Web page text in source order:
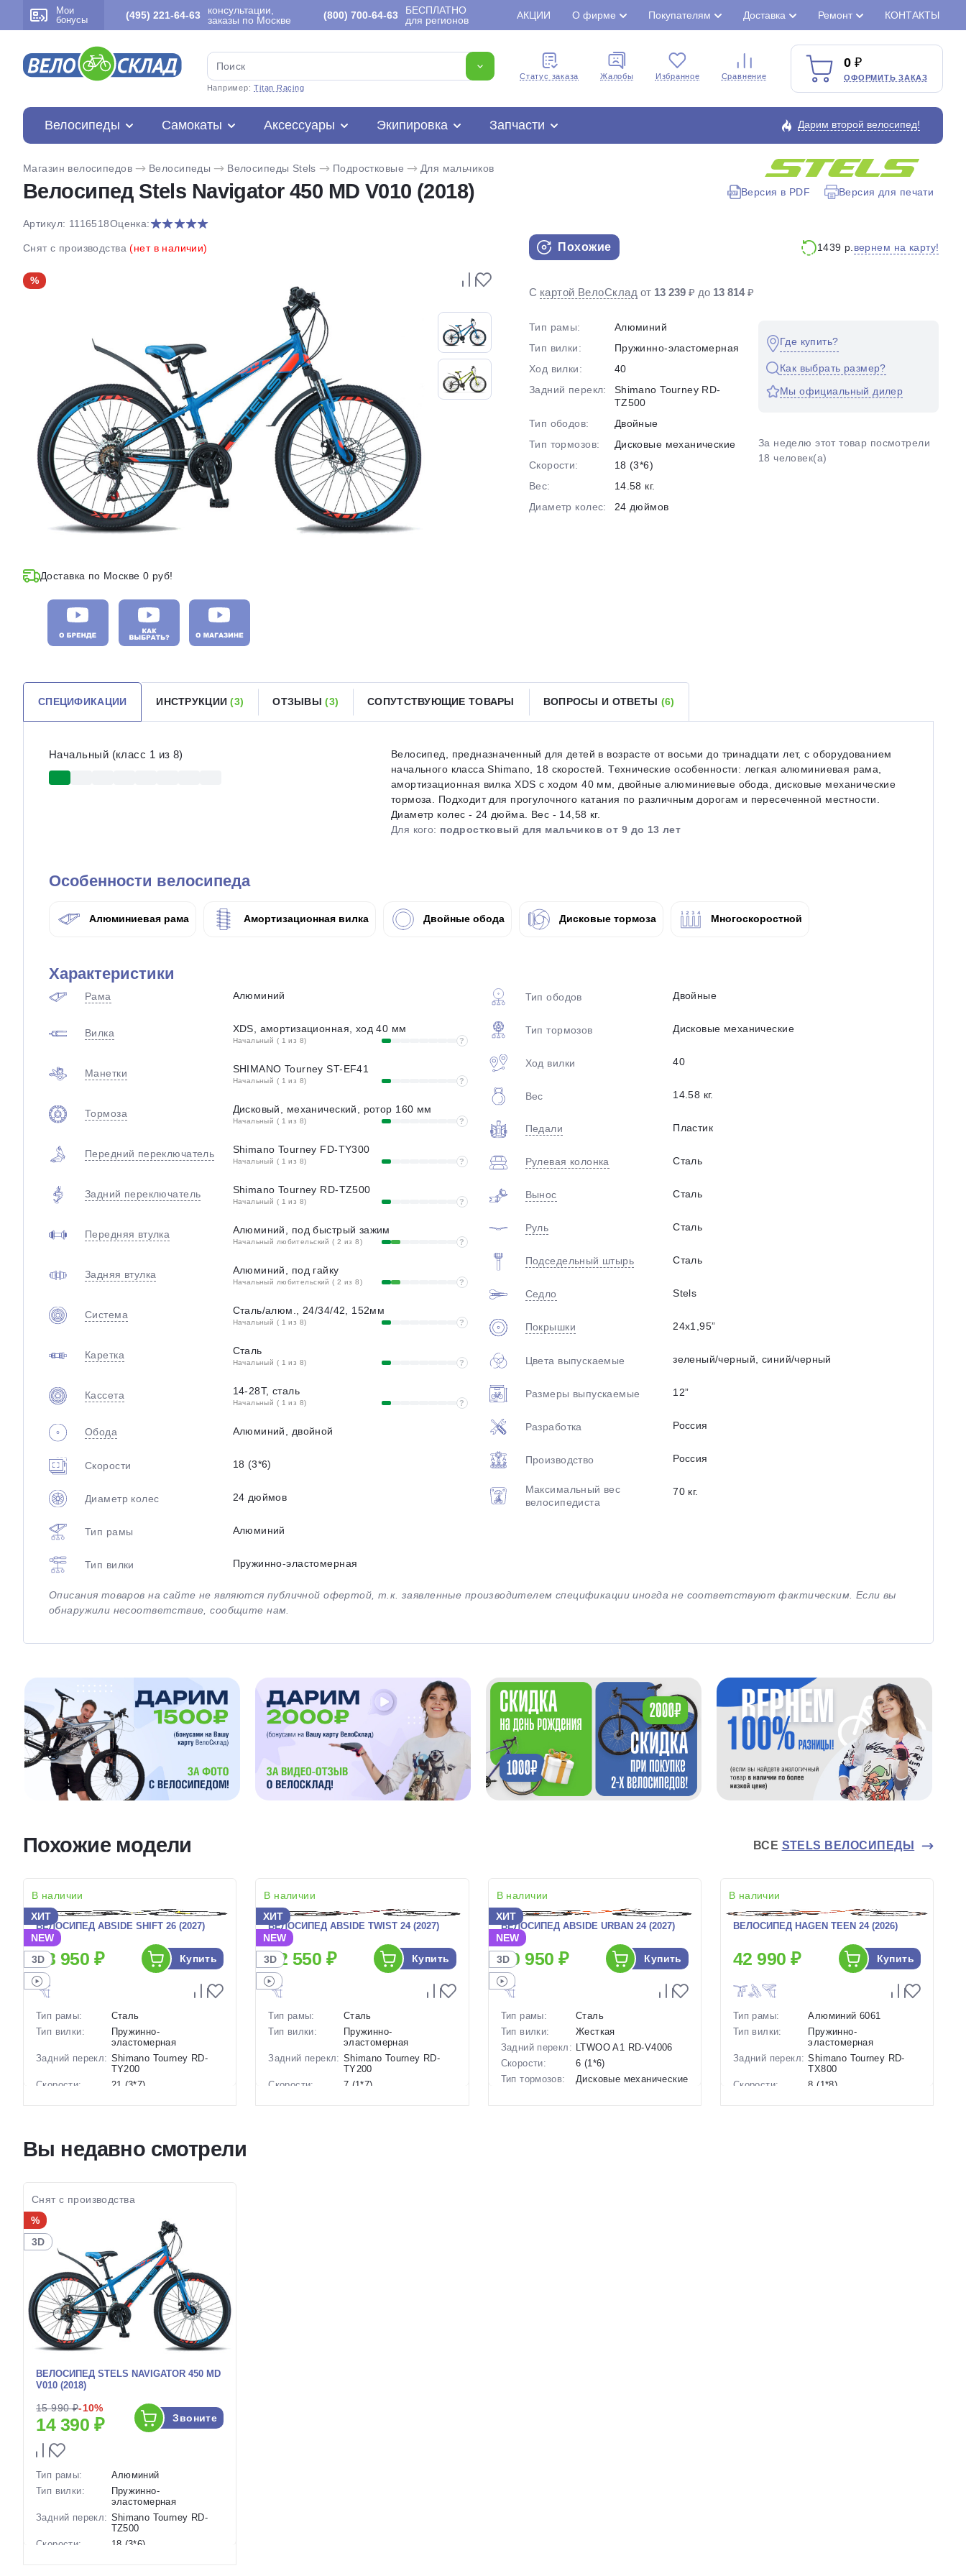
Мои
бонусы
(495) 221-64-63
консультации,
заказы по Москве
(800) 700-64-63
БЕСПЛАТНО
для регионов
АКЦИИ О фирме Покупателям Доставка Ремонт КОНТАКТЫ
Например:Titan Racing
Cтатус заказа Жалобы Избранное Сравнение
0
ОФОРМИТЬ ЗАКАЗ
Велосипеды Самокаты Аксессуары Экипировка Запчасти Дарим второй велосипед!
Магазин велосипедов Велосипеды Велосипеды Stels Подростковые Для мальчиков
Велосипед Stels Navigator 450 MD V010 (2018) Версия в PDF Версия для печати
Артикул: 1116518Оценка:
Снят с производства(нет в наличии)
%
Доставка по Москве 0 руб!
Похожие 1439 р. вернем на карту!
С картой ВелоСклад от 13 239 ₽ до 13 814₽
Тип рамы:
Алюминий
Тип вилки:
Пружинно-эластомерная
Ход вилки:
40
Задний перекл:
Shimano Tourney RD-
TZ500
Тип ободов:
Двойные
Тип тормозов:
Дисковые механические
Скорости:
18 (3*6)
Вес:
14.58 кг.
Диаметр колес:
24 дюймов
Где купить?
Как выбрать размер?
Мы официальный дилер
За неделю этот товар посмотрели
18 человек(а)
СПЕЦИФИКАЦИИ ИНСТРУКЦИИ(3) ОТЗЫВЫ(3) СОПУТСТВУЮЩИЕ ТОВАРЫ ВОПРОСЫ И ОТВЕТЫ (6)
Начальный (класс 1 из 8)
Велосипед, предназначенный для детей в возрасте от восьми до тринадцати лет, с оборудованием
начального класса Shimano, 18 скоростей. Технические особенности: легкая алюминиевая рама,
амортизационная вилка XDS с ходом 40 мм, двойные алюминиевые обода, дисковые механические
тормоза. Подходит для прогулочного катания по различным дорогам и пересеченной местности.
Диаметр колес - 24 дюйма. Вес - 14,58 кг.
Для кого: подростковый для мальчиков от 9 до 13 лет
Особенности велосипеда
Алюминиевая рама Амортизационная вилка Двойные обода Дисковые тормоза Многоскоростной
Характеристики
Рама Алюминий
Вилка XDS, амортизационная, ход 40 мм
Начальный ( 1 из 8) ?
Манетки SHIMANO Tourney ST-EF41
Начальный ( 1 из 8) ?
Тормоза Дисковый, механический, ротор 160 мм
Начальный ( 1 из 8) ?
Передний переключатель Shimano Tourney FD-TY300
Начальный ( 1 из 8) ?
Задний переключатель Shimano Tourney RD-TZ500
Начальный ( 1 из 8) ?
Передняя втулка Алюминий, под быстрый зажим
Начальный любительский ( 2 из 8) ?
Задняя втулка Алюминий, под гайку
Начальный любительский ( 2 из 8) ?
Система Сталь/алюм., 24/34/42, 152мм
Начальный ( 1 из 8) ?
Каретка Сталь
Начальный ( 1 из 8) ?
Кассета 14-28Т, сталь
Начальный ( 1 из 8) ?
Обода Алюминий, двойной
Скорости 18 (3*6)
Диаметр колес 24 дюймов
Тип рамы Алюминий
Тип вилки Пружинно-эластомерная
Тип ободов Двойные
Тип тормозов Дисковые механические
Ход вилки 40
Вес 14.58 кг.
Педали Пластик
Рулевая колонка Сталь
Вынос Сталь
Руль Сталь
Подседельный штырь Сталь
Седло Stels
Покрышки 24х1,95”
Цвета выпускаемые зеленый/черный, синий/черный
Размеры выпускаемые 12”
Разработка Россия
Производство Россия
Максимальный вес
велосипедиста
70 кг.
Описания товаров на сайте не являются публичной офертой, т.к. заявленные производителем спецификации иногда не соответствуют фактическим. Если вы
обнаружили несоответствие, сообщите нам.
Похожие модели ВСЕ STELS ВЕЛОСИПЕДЫ
В наличии
ХИТ
NEW
3D
ВЕЛОСИПЕД ABSIDE SHIFT 26 (2027)
23 950 ₽ Купить
Тип рамы:
Сталь
Тип вилки:
Пружинно-
эластомерная
Задний перекл: Shimano Tourney RD-
TY200
Скорости:
21 (3*7)
колес:
Цвет-размер в
14 Черный
В наличии
ХИТ
NEW
3D
ВЕЛОСИПЕД ABSIDE TWIST 24 (2027)
22 550 ₽ Купить
Тип рамы:
Сталь
Тип вилки:
Пружинно-
эластомерная
Задний перекл: Shimano Tourney RD-
TY200
Скорости:
7 (1*7)
В наличии
ХИТ
NEW
3D
ВЕЛОСИПЕД ABSIDE URBAN 24 (2027)
20 950 ₽ Купить
Тип рамы:
Сталь
Тип вилки:
Жесткая
Задний перекл: LTWOO A1 RD-V4006
Скорости:
6 (1*6)
Тип тормозов:
Дисковые механические
В наличии
ВЕЛОСИПЕД HAGEN TEEN 24 (2026)
42 990 ₽ Купить
Тип рамы:
Алюминий 6061
Тип вилки:
Пружинно-
эластомерная
Задний перекл: Shimano Tourney RD-
TX800
Скорости:
8 (1*8)
Вы недавно смотрели
Снят с производства
%
3D
ВЕЛОСИПЕД STELS NAVIGATOR 450 MD
V010 (2018)
15 990 ₽-10%
14 390 ₽ Звоните
Тип рамы:
Алюминий
Тип вилки:
Пружинно-
эластомерная
Задний перекл: Shimano Tourney RD-
TZ500
Скорости:
18 (3*6)
Разбейте оплату
на части без переплат
График платежей
Сегодня
25%
Оставшиеся75% будутсписываться
Подробнееоб оплате Плайтом
Остались вопросы?